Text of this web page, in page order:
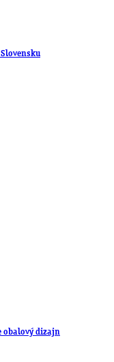
obalový dizajn